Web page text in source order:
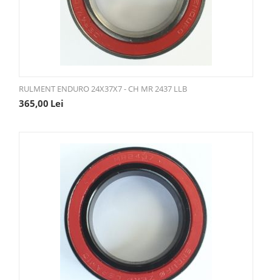
RULMENT ENDURO 24X37X7 - CH MR 2437 LLB
365,00 Lei